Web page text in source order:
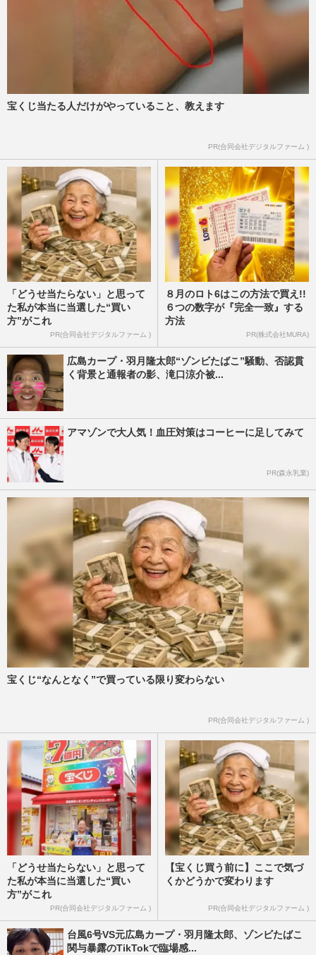
園初の女性審判委員のよる2度の“誤審”騒
動に《性別は関係ない》問…
巨人・高梨雄平投手に”お泊まり不倫”報道
も「ゾンビのせいで不倫がかわいく見え
る」ファンの反応が示す野…
宝くじ当たる人だけがやっていること、教えます
PR(合同会社デジタルファーム )
「どうせ当たらない」と思って
た私が本当に当選した“買い
方”がこれ
PR(合同会社デジタルファーム )
８月のロト6はこの方法で買え!!
６つの数字が『完全一致』する
方法
PR(株式会社MURA)
広島カープ・羽月隆太郎“ゾンビたばこ”騒動、否認貫
く背景と通報者の影、滝口涼介被...
アマゾンで大人気！血圧対策はコーヒーに足してみて
PR(森永乳業)
宝くじ“なんとなく”で買っている限り変わらない
PR(合同会社デジタルファーム )
「どうせ当たらない」と思って
た私が本当に当選した“買い
方”がこれ
PR(合同会社デジタルファーム )
【宝くじ買う前に】ここで気づ
くかどうかで変わります
PR(合同会社デジタルファーム )
台風6号VS元広島カープ・羽月隆太郎、ゾンビたばこ
関与暴露のTikTokで臨場感...